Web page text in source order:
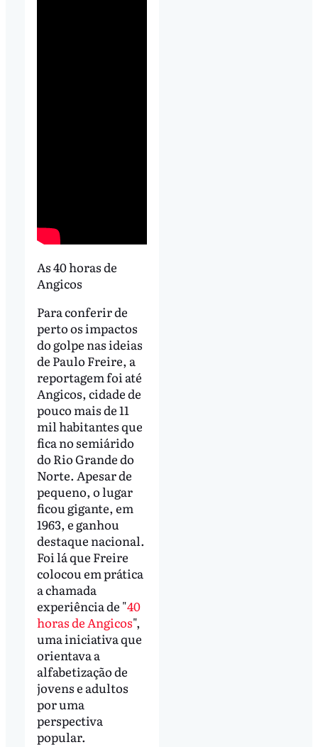
As 40 horas de
Angicos
Para conferir de
perto os impactos
do golpe nas ideias
de Paulo Freire, a
reportagem foi até
Angicos, cidade de
pouco mais de 11
mil habitantes que
fica no semiárido
do Rio Grande do
Norte. Apesar de
pequeno, o lugar
ficou gigante, em
1963, e ganhou
destaque nacional.
Foi lá que Freire
colocou em prática
a chamada
experiência de "40
horas de Angicos",
uma iniciativa que
orientava a
alfabetização de
jovens e adultos
por uma
perspectiva
popular.